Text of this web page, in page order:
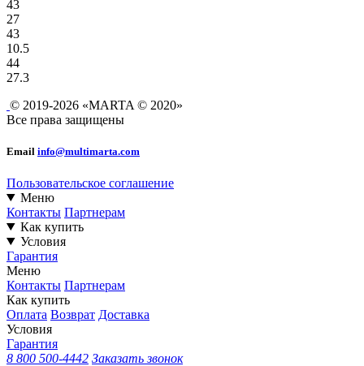
43
27
43
10.5
44
27.3
© 2019-2026 «MARTA © 2020»
Все права защищены
Email info@multimarta.com
Пользовательское соглашение
Меню
Контакты Партнерам
Как купить
Условия
Гарантия
Меню
Контакты Партнерам
Как купить
Оплата Возврат Доставка
Условия
Гарантия
8 800 500-4442 Заказать звонок